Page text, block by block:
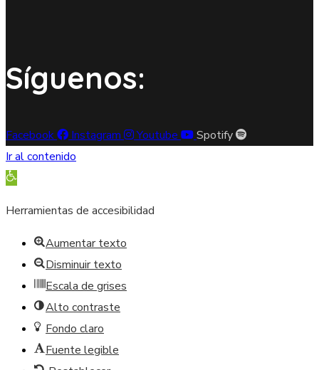
Síguenos:
Facebook Instagram Youtube
Spotify
Ir al contenido
Abrir barra de herramientas
Herramientas de accesibilidad
Aumentar texto
Disminuir texto
Escala de grises
Alto contraste
Fondo claro
Fuente legible